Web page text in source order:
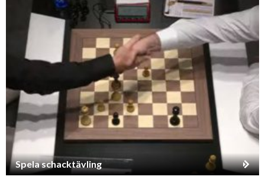
Spela schacktävling